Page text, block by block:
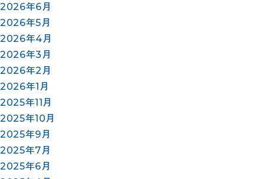
2026年6月
2026年5月
2026年4月
2026年3月
2026年2月
2026年1月
2025年11月
2025年10月
2025年9月
2025年7月
2025年6月